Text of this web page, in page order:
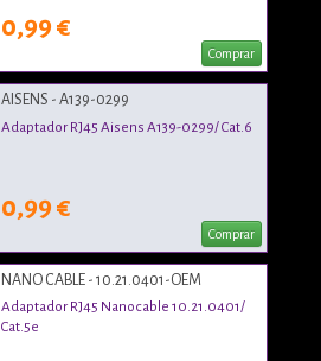
0,99 €
Comprar
AISENS - A139-0299
Adaptador RJ45 Aisens A139-0299/ Cat.6
0,99 €
Comprar
NANO CABLE - 10.21.0401-OEM
Adaptador RJ45 Nanocable 10.21.0401/
Cat.5e